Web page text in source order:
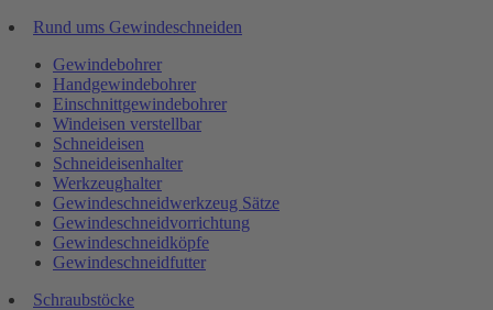
Rund ums Gewindeschneiden
Gewindebohrer
Handgewindebohrer
Einschnittgewindebohrer
Windeisen verstellbar
Schneideisen
Schneideisenhalter
Werkzeughalter
Gewindeschneidwerkzeug Sätze
Gewindeschneidvorrichtung
Gewindeschneidköpfe
Gewindeschneidfutter
Schraubstöcke